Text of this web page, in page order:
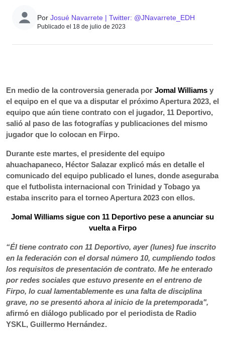
Por Josué Navarrete | Twitter: @JNavarrete_EDH
Publicado el 18 de julio de 2023
► Escuchar artículo
En medio de la controversia generada por Jomal Williams y
el equipo en el que va a disputar el próximo Apertura 2023, el
equipo que aún tiene contrato con el jugador, 11 Deportivo,
salió al paso de las fotografías y publicaciones del mismo
jugador que lo colocan en Firpo.
Durante este martes, el presidente del equipo
ahuachapaneco, Héctor Salazar explicó más en detalle el
comunicado del equipo publicado el lunes, donde aseguraba
que el futbolista internacional con Trinidad y Tobago ya
estaba inscrito para el torneo Apertura 2023 con ellos.
Jomal Williams sigue con 11 Deportivo pese a anunciar su
vuelta a Firpo
“Él tiene contrato con 11 Deportivo, ayer (lunes) fue inscrito
en la federación con el dorsal número 10, cumpliendo todos
los requisitos de presentación de contrato. Me he enterado
por redes sociales que estuvo presente en el entreno de
Firpo, lo cual lamentablemente es una falta de disciplina
grave, no se presentó ahora al inicio de la pretemporada",
afirmó en diálogo publicado por el periodista de Radio
YSKL, Guillermo Hernández.